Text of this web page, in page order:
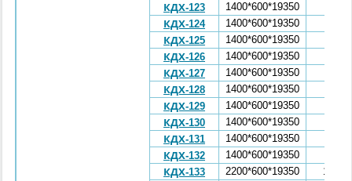
КДХ-123
1400*600*19350
КДХ-124
1400*600*19350
КДХ-125
1400*600*19350
КДХ-126
1400*600*19350
КДХ-127
1400*600*19350
КДХ-128
1400*600*19350
КДХ-129
1400*600*19350
КДХ-130
1400*600*19350
КДХ-131
1400*600*19350
КДХ-132
1400*600*19350
КДХ-133
2200*600*19350
10,64